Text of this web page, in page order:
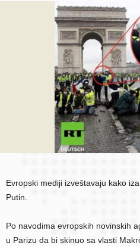
Evropski mediji izveštavaju kako
Putin.
Po navodima evropskih novinskih
u Parizu da bi skinuo sa vlasti